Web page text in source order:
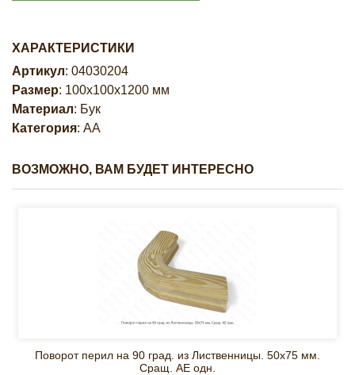
ХАРАКТЕРИСТИКИ
Артикул: 04030204
Размер: 100х100х1200 мм
Материал: Бук
Категория: АА
ВОЗМОЖНО, ВАМ БУДЕТ ИНТЕРЕСНО
Поворот перил на 90 град. из Лиственницы. 50х75 мм.
Сращ. AE одн.